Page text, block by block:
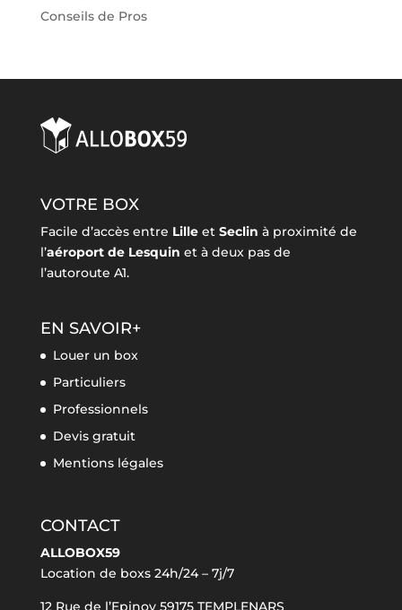
Conseils de Pros
VOTRE BOX
Facile d’accès entre Lilleet Seclin à proximité de
l’aéroport de Lesquin et à deux pas de
l’autoroute A1.
EN SAVOIR+
Louer un box
Particuliers
Professionnels
Devis gratuit
Mentions légales
CONTACT
ALLOBOX59
Location de boxs 24h/24 – 7j/7
12 Rue de l’Epinoy 59175 TEMPLENARS